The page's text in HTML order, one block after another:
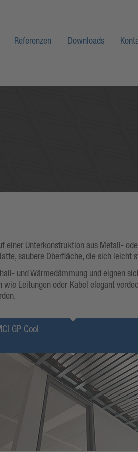
Referenzen Downloads
einer Unterkonstruktion aus Metall-
saubere Oberfläche, die sich leicht
und Wärmedämmung und eignen
Leitungen oder Kabel elegant
GP Cool